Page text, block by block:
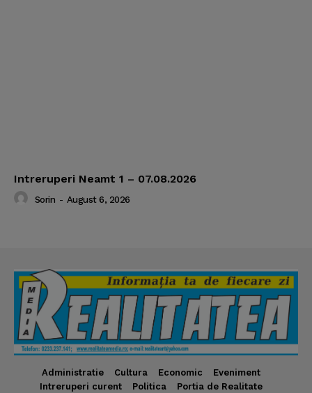
Intreruperi Neamt 1 – 07.08.2026
Sorin - August 6, 2026
Administratie Cultura Economic
Eveniment
Intreruperi curent
Politica
Portia de Realitate